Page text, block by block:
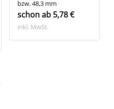
bzw. 48,3 mm
schon ab 5,78 €
inkl. MwSt.